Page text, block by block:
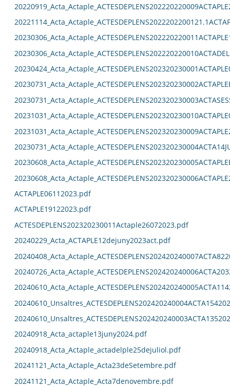
ACTAPLE06112023.pdf
ACTAPLE19122023.pdf
ACTESDEPLENS202320230011Actaple26072023.pdf
20240229_Acta_ACTAPLE12dejuny2023act.pdf
20240918_Acta_actaple13juny2024.pdf
20240918_Acta_Actaple_actadelple25dejuliol.pdf
20241121_Acta_Actaple_Acta23deSetembre.pdf
20241121_Acta_Actaple_Acta7denovembre.pdf